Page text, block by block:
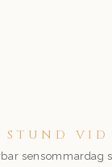
STUND VID
sensommardag